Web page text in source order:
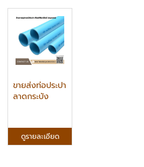
ขายส่งท่อประปา
ลาดกระบัง
ดูรายละเอียด